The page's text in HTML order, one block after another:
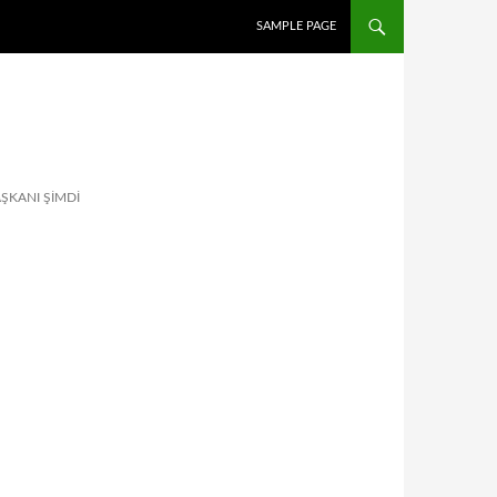
SAMPLE PAGE
ŞIMDI